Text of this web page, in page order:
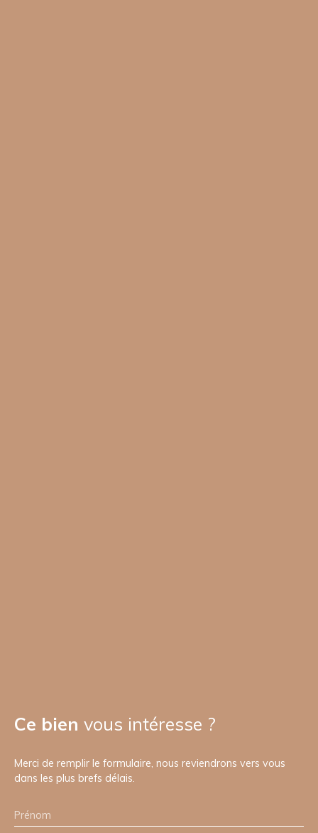
Ce bien vous intéresse ?
Merci de remplir le formulaire, nous reviendrons vers vous
dans les plus brefs délais.
Prénom